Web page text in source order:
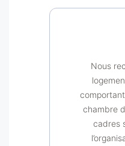
Nous
chambre
cadres